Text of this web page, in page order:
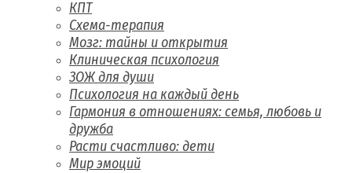
КПТ
Схема-терапия
Мозг: тайны и открытия
Клиническая психология
ЗОЖ для души
Психология на каждый день
Гармония в отношениях: семья, любовь и
дружба
Расти счастливо: дети
Мир эмоций